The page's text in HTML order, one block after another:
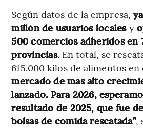
Según datos de la empresa,
millón de usuarios localesy
500 comercios adheridos en
provincias. En total, se
615.000 kilos de alimentos
mercado de más alto
lanzado. Para 2026,
resultado de 2025, que fue
bolsas de comida rescatada”,